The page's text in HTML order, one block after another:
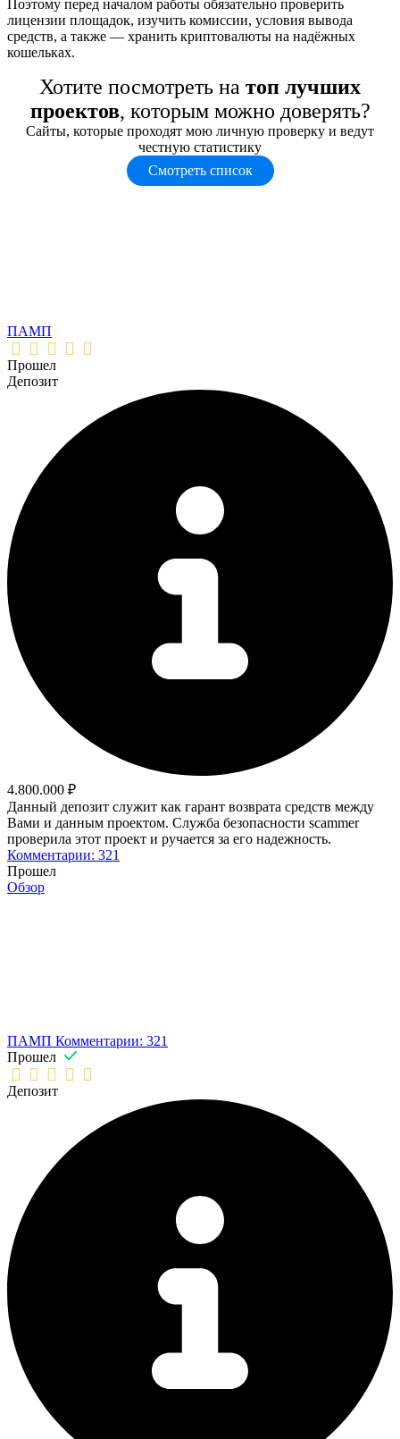
Поэтому перед началом работы обязательно проверить
лицензии площадок, изучить комиссии, условия вывода
средств, а также — хранить криптовалюты на надёжных
кошельках.
Хотите посмотреть на топ лучших
проектов, которым можно доверять?
Сайты, которые проходят мою личную проверку и ведут
честную статистику
Смотреть список
ПАМП
Прошел
Депозит
4.800.000 ₽
Данный депозит служит как гарант возврата средств между
Вами и данным проектом. Служба безопасности scammer
проверила этот проект и ручается за его надежность.
Комментарии: 321
Прошел
Обзор
ПАМП Комментарии: 321
Прошел
Депозит